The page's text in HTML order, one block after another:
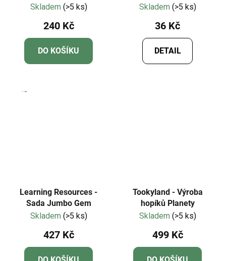
Skladem (>5 ks)
240 Kč
DO KOŠÍKU
Skladem (>5 ks)
36 Kč
DETAIL
Learning Resources -
Sada Jumbo Gem
Skladem (>5 ks)
427 Kč
Tookyland - Výroba
hopíků Planety
Skladem (>5 ks)
499 Kč